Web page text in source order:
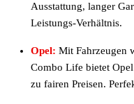
Ausstattung, langer
Leistungs-Verhältnis.
Opel: Mit Fahrzeugen
Combo Life bietet
zu fairen Preisen.